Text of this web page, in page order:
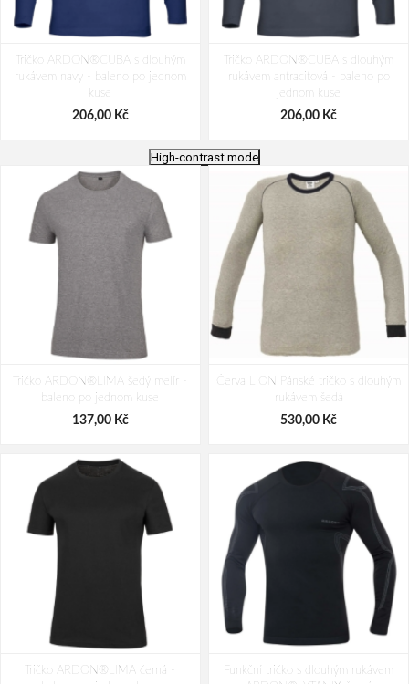
Tričko ARDON®CUBA s dlouhým
rukávem navy - baleno po jednom
kuse
206,00 Kč
Tričko ARDON®CUBA s dlouhým
rukávem antracitová - baleno po
jednom kuse
206,00 Kč
rukávem šedé
196,00 Kč
dlouhým rukávem
196,00 Kč
High-contrast mode
Tričko ARDON®LIMA šedý melír -
baleno po jednom kuse
137,00 Kč
Červa LION Pánské tričko s dlouhým
rukávem šedá
530,00 Kč
Tričko ARDON®LIMA černá -
Funkční tričko s dlouhým rukávem